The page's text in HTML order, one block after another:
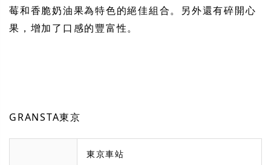
莓和香脆奶油果為特色的絕佳組合。另外還有碎開心
果，增加了口感的豐富性。
GRANSTA東京
東京車站